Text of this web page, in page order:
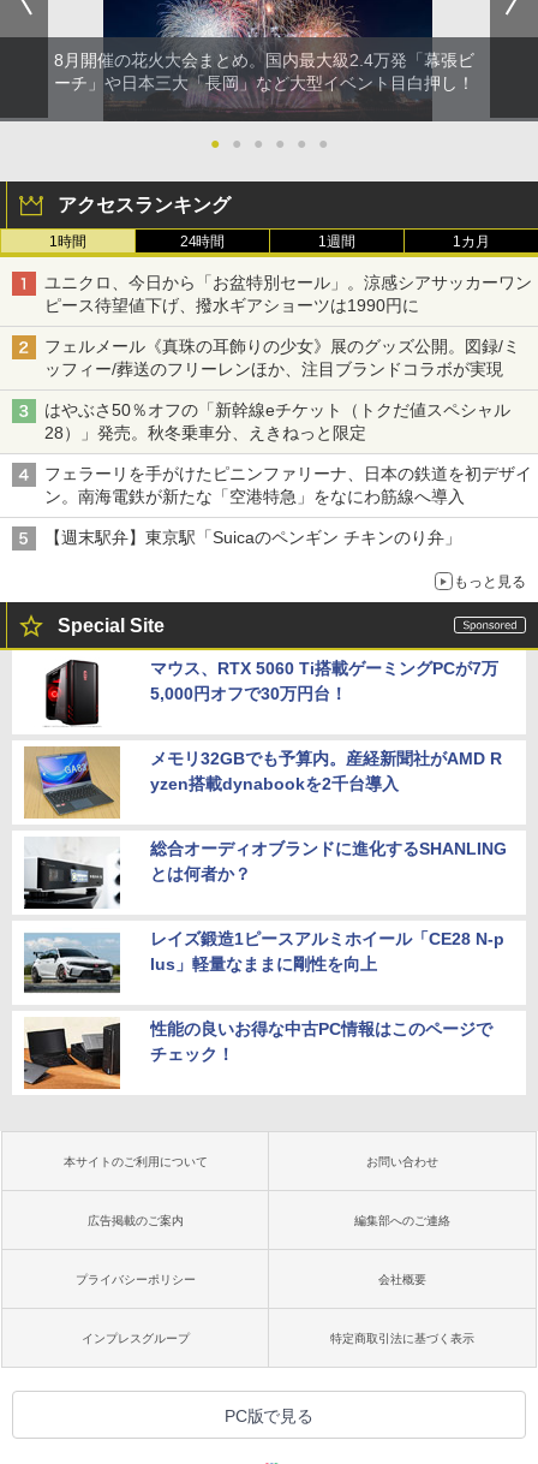
8月開催の花火大会まとめ。国内最大級2.4万発「幕張ビ
ーチ」や日本三大「長岡」など大型イベント目白押し！
● ● ● ● ● ●
アクセスランキング
1時間 24時間 1週間 1カ月
ユニクロ、今日から「お盆特別セール」。涼感シアサッカーワン
ピース待望値下げ、撥水ギアショーツは1990円に
フェルメール《真珠の耳飾りの少女》展のグッズ公開。図録/ミ
ッフィー/葬送のフリーレンほか、注目ブランドコラボが実現
はやぶさ50％オフの「新幹線eチケット（トクだ値スペシャル
28）」発売。秋冬乗車分、えきねっと限定
フェラーリを手がけたピニンファリーナ、日本の鉄道を初デザイ
ン。南海電鉄が新たな「空港特急」をなにわ筋線へ導入
【週末駅弁】東京駅「Suicaのペンギン チキンのり弁」
もっと見る
Special Site
マウス、RTX 5060 Ti搭載ゲーミングPCが7万
5,000円オフで30万円台！
メモリ32GBでも予算内。産経新聞社がAMD R
yzen搭載dynabookを2千台導入
総合オーディオブランドに進化するSHANLING
とは何者か？
レイズ鍛造1ピースアルミホイール「CE28 N-p
lus」軽量なままに剛性を向上
性能の良いお得な中古PC情報はこのページで
チェック！
本サイトのご利用について お問い合わせ
広告掲載のご案内 編集部へのご連絡
プライバシーポリシー 会社概要
インプレスグループ 特定商取引法に基づく表示
PC版で見る